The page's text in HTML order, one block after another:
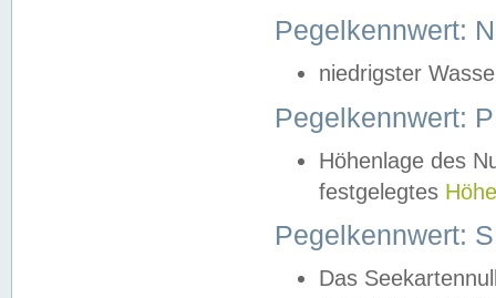
Pegelkennwert:
niedrigster
Pegelkennwert:
Höhenlage des
festgelegtes
Pegelkennwert:
Das